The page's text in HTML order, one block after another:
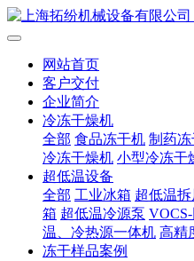
网站首页
客户交付
企业简介
冷冻干燥机
全部 食品冻干机 制药
冷冻干燥机 小型冷冻干
超低温设备
全部 工业冰箱 超低温
箱 超低温冷源泵
温、冷热源一体机 高精
冻干样品案例